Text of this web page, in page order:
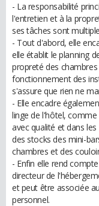
- La responsabilité
l'entretien et à la
ses tâches sont
- Tout d'abord, elle
elle établit le planning
propreté des
fonctionnement des
s'assure que rien ne
- Elle encadre
linge de l'hôtel,
avec qualité et dans
des stocks des mini-
chambres et des
- Enfin elle rend
directeur de
et peut être associée
personnel.